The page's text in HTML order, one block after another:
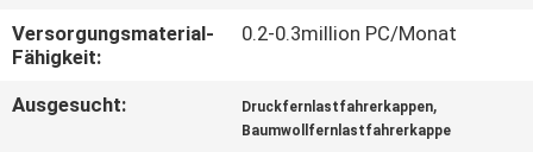
NACHRICHTEN
FÄLLE
Versorgungsmaterial-
Fähigkeit:
0.2-0.3million PC/Monat
Ausgesucht: Druckfernlastfahrerkappen,
Baumwollfernlastfahrerkappe